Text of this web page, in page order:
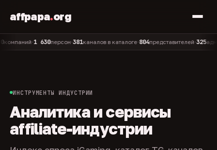
affpapa.org
•1 630персон•381каналов в каталоге•804представителей•325админов
ИНСТРУМЕНТЫ ИНДУСТРИИ
Аналитика и сервисы
affiliate-индустрии